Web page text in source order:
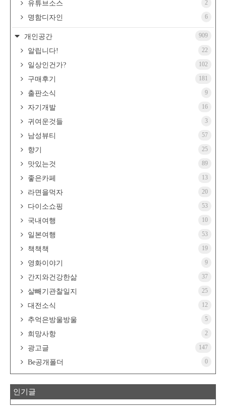
유튜브소스 2
명함디자인 6
개인공간 909
알립니다! 22
일상인건가? 102
구매후기 181
출판소식 9
자기개발 16
귀여운것들 3
남성뷰티 57
향기 25
맛있는것 89
좋은카페 13
라면을먹자 20
다이소쇼핑 53
국내여행 10
일본여행 53
책책책 19
영화이야기 9
간지와건강한삶 37
살빼기관찰일지 25
대전소식 12
추억은방울방울 5
희망사항 2
광고글 147
Be공개폴더 0
인기글